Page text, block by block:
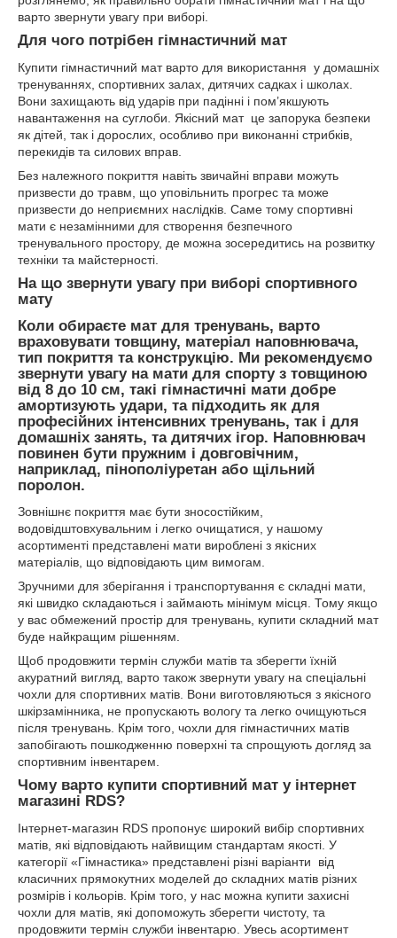
варто звернути увагу при виборі.
Для чого потрібен гімнастичний мат
Купити гімнастичний мат варто для використання у домашніх
тренуваннях, спортивних залах, дитячих садках і школах.
Вони захищають від ударів при падінні і пом’якшують
навантаження на суглоби. Якісний мат це запорука безпеки
як дітей, так і дорослих, особливо при виконанні стрибків,
перекидів та силових вправ.
Без належного покриття навіть звичайні вправи можуть
призвести до травм, що уповільнить прогрес та може
призвести до неприємних наслідків. Саме тому спортивні
мати є незамінними для створення безпечного
тренувального простору, де можна зосередитись на розвитку
техніки та майстерності.
На що звернути увагу при виборі спортивного
мату
Коли обираєте мат для тренувань, варто
враховувати товщину, матеріал наповнювача,
тип покриття та конструкцію. Ми рекомендуємо
звернути увагу на мати для спорту з товщиною
від 8 до 10 см, такі гімнастичні мати добре
амортизують удари, та підходить як для
професійних інтенсивних тренувань, так і для
домашніх занять, та дитячих ігор. Наповнювач
повинен бути пружним і довговічним,
наприклад, пінополіуретан або щільний
поролон.
Зовнішнє покриття має бути зносостійким,
водовідштовхувальним і легко очищатися, у нашому
асортименті представлені мати вироблені з якісних
матеріалів, що відповідають цим вимогам.
Зручними для зберігання і транспортування є складні мати,
які швидко складаються і займають мінімум місця. Тому якщо
у вас обмежений простір для тренувань, купити складний мат
буде найкращим рішенням.
Щоб продовжити термін служби матів та зберегти їхній
акуратний вигляд, варто також звернути увагу на спеціальні
чохли для спортивних матів. Вони виготовляються з якісного
шкірзамінника, не пропускають вологу та легко очищуються
після тренувань. Крім того, чохли для гімнастичних матів
запобігають пошкодженню поверхні та спрощують догляд за
спортивним інвентарем.
Чому варто купити спортивний мат у інтернет
магазині RDS?
Інтернет-магазин RDS пропонує широкий вибір спортивних
матів, які відповідають найвищим стандартам якості. У
категорії «Гімнастика» представлені різні варіанти від
класичних прямокутних моделей до складних матів різних
розмірів і кольорів. Крім того, у нас можна купити захисні
чохли для матів, які допоможуть зберегти чистоту, та
продовжити термін служби інвентарю. Увесь асортимент